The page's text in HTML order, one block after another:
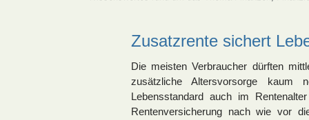
Zusatzrente sichert
Die meisten Verbraucher dürften
zusätzliche Altersvorsorge kaum
Lebensstandard auch im
Rentenversicherung nach wie vor